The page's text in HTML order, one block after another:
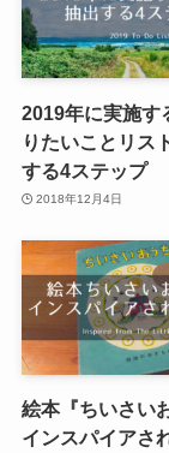
2019年に実施す
りたいことリス
する4ステップ
2018年12月4日
絵本『ちいさい
インスパイアさ